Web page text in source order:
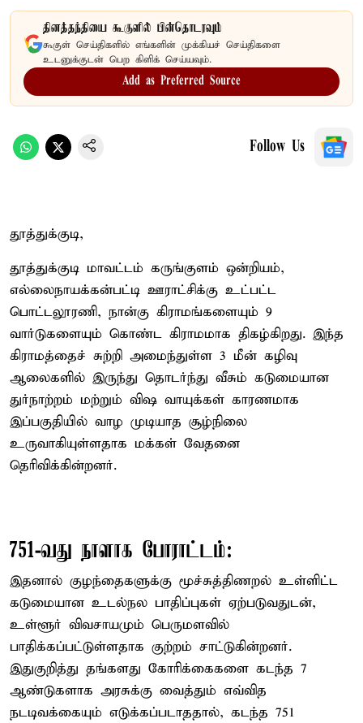
தினத்தந்தியை கூகுளில் பின்தொடரவும்
கூகுள் செய்திகளில் எங்களின் முக்கியச் செய்திகளை
உடனுக்குடன் பெற கிளிக் செய்யவும்.
Add as Preferred Source
Follow Us
தூத்துக்குடி,
தூத்துக்குடி மாவட்டம் கருங்குளம் ஒன்றியம்,
எல்லைநாயக்கன்பட்டி ஊராட்சிக்கு உட்பட்ட
பொட்டலூரணி, நான்கு கிராமங்களையும் 9
வார்டுகளையும் கொண்ட கிராமமாக திகழ்கிறது. இந்த
கிராமத்தைச் சுற்றி அமைந்துள்ள 3 மீன் கழிவு
ஆலைகளில் இருந்து தொடர்ந்து வீசும் கடுமையான
துர்நாற்றம் மற்றும் விஷ வாயுக்கள் காரணமாக
இப்பகுதியில் வாழ முடியாத சூழ்நிலை
உருவாகியுள்ளதாக மக்கள் வேதனை
தெரிவிக்கின்றனர்.
751-வது நாளாக போராட்டம்:
இதனால் குழந்தைகளுக்கு மூச்சுத்திணறல் உள்ளிட்ட
கடுமையான உடல்நல பாதிப்புகள் ஏற்படுவதுடன்,
உள்ளூர் விவசாயமும் பெருமளவில்
பாதிக்கப்பட்டுள்ளதாக குற்றம் சாட்டுகின்றனர்.
இதுகுறித்து தங்களது கோரிக்கைகளை கடந்த 7
ஆண்டுகளாக அரசுக்கு வைத்தும் எவ்வித
நடடிவக்கையும் எடுக்கப்படாததால், கடந்த 751